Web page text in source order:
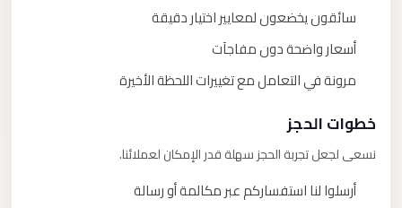
سائقون يخضعون لمعايير اختيار دقيقة
أسعار واضحة دون مفاجآت
مرونة في التعامل مع تغييرات اللحظة الأخيرة
خطوات الحجز
نسعى لجعل تجربة الحجز سهلة قدر الإمكان لعملائنا.
أرسلوا لنا استفساركم عبر مكالمة أو رسالة